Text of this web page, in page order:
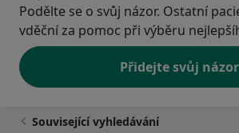
Podělte se o svůj názor. Ostatní
vděční za pomoc při výběru
Přidejte svůj názor
Související vyhledávání